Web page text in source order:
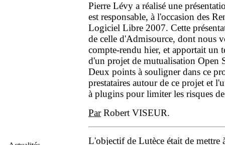
Pierre Lévy a réalisé une
est responsable, à l'occasion des
Logiciel Libre 2007. Cette
de celle d'Admisource, dont nous
compte-rendu hier, et apportait un
d'un projet de mutualisation Open
Deux points à souligner dans ce
prestataires autour de ce projet et
à plugins pour limiter les risques
ParRobert VISEUR.
L'objectif de Lutèce était de mettre